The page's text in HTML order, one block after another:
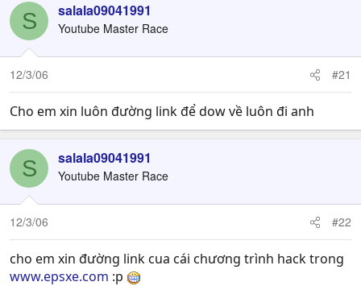
t
a
r
e
r
S salala09041991
Youtube Master Race
12/3/06 #21
Cho em xin luôn đường link để dow về luôn đi anh
S salala09041991
Youtube Master Race
12/3/06 #22
cho em xin đường link cua cái chương trình hack trong
www.epsxe.com :p